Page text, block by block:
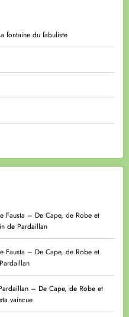
fontaine du fabuliste
Fausta – De Cape, de Robe et
de Pardaillan
Fausta – De Cape, de Robe et
– De Cape, de Robe et
vaincue